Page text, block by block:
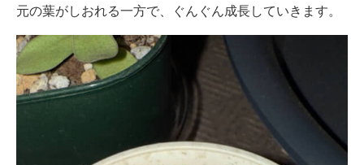
元の葉がしおれる一方で、ぐんぐん成長していきます。